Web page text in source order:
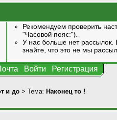
Рекомендуем проверить
"Часовой пояс:").
У нас больше нет
знайте, что это не мы
Войти Регистрация
и до > Тема: Наконец то !